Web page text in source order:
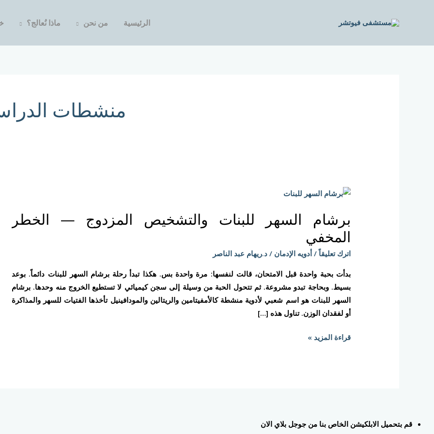
الرئيسية من نحن ماذا نُعالج؟
منشطات
برشام السهر للبنات والتشخيص المزدوج — الخطر
المخفي
اترك تعليقاً /أدويه الإدمان /د.ريهام عبد الناصر
بدأت بحبة واحدة قبل الامتحان، قالت لنفسها: مرة واحدة بس. هكذا تبدأ رحلة برشام السهر للبنات دائماً. بوعد
بسيط. وبحاجة تبدو مشروعة. ثم تتحول الحبة من وسيلة إلى سجن كيميائي لا تستطيع الخروج منه وحدها. برشام
السهر للبنات هو اسم شعبي لأدوية منشطة كالأمفيتامين والريتالين والمودافينيل تأخذها الفتيات للسهر والمذاكرة
أو لفقدان الوزن. تناول هذه […]
برشام
للبنات
والتشخيص
المزدوج
—
الخطر
المخفي
قراءة المزيد »
قم بتحميل الابلكيشن الخاص بنا من جوجل بلاي الان